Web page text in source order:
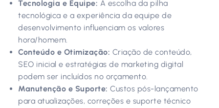
Tecnologia e Equipe: A escolha da pilha
tecnológica e a experiência da equipe de
desenvolvimento influenciam os valores
hora/homem.
Conteúdo e Otimização: Criação de conteúdo,
SEO inicial e estratégias de marketing digital
podem ser incluídos no orçamento.
Manutenção e Suporte: Custos pós-lançamento
para atualizações, correções e suporte técnico